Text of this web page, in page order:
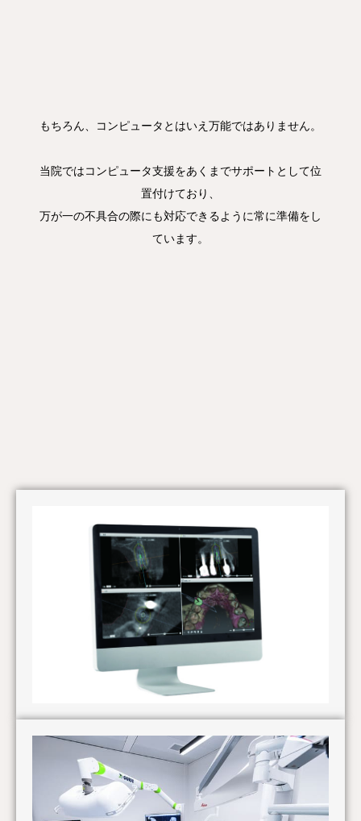
もちろん、コンピュータとはいえ万能ではありません。
当院ではコンピュータ支援をあくまでサポートとして位
置付けており、
万が一の不具合の際にも対応できるように常に準備をし
ています。